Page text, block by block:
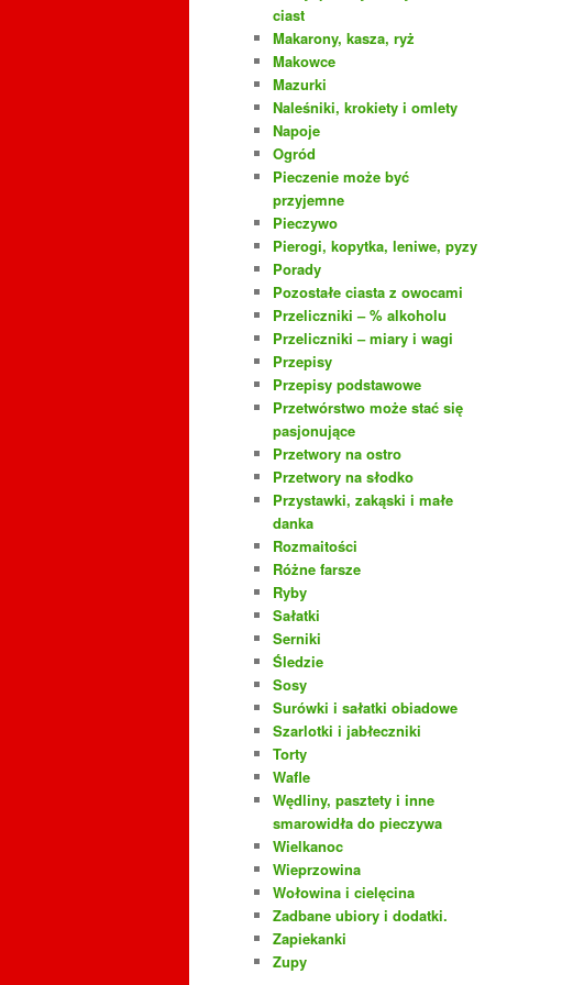
ciast
Makarony, kasza, ryż
Makowce
Mazurki
Naleśniki, krokiety i omlety
Napoje
Ogród
Pieczenie może być
przyjemne
Pieczywo
Pierogi, kopytka, leniwe, pyzy
Porady
Pozostałe ciasta z owocami
Przeliczniki – % alkoholu
Przeliczniki – miary i wagi
Przepisy
Przepisy podstawowe
Przetwórstwo może stać się
pasjonujące
Przetwory na ostro
Przetwory na słodko
Przystawki, zakąski i małe
danka
Rozmaitości
Różne farsze
Ryby
Sałatki
Serniki
Śledzie
Sosy
Surówki i sałatki obiadowe
Szarlotki i jabłeczniki
Torty
Wafle
Wędliny, pasztety i inne
smarowidła do pieczywa
Wielkanoc
Wieprzowina
Wołowina i cielęcina
Zadbane ubiory i dodatki.
Zapiekanki
Zupy